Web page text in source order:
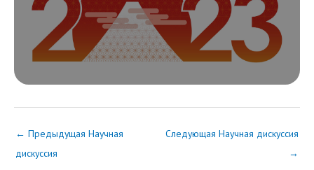
← Предыдущая Научная
дискуссия
Следующая Научная дискуссия
→